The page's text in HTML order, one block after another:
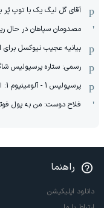
آقای گل لیگ یک با توپ پُر
مصدومان سپاهان در حال
بیانیه عجیب نیوکسل برای
رسمی: ستاره پرسپولیس
پرسپولیس 1 - آلومینیوم 1: اولین تساوی فصل
فلاح دوست: من به پول
راهنما
دانلود اپلیکیشن